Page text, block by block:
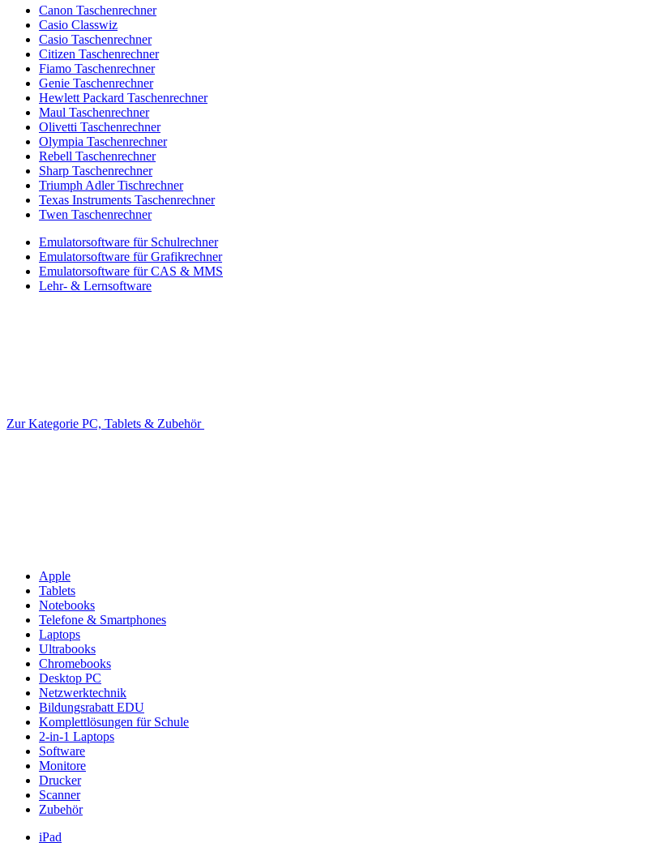
Canon Taschenrechner
Casio Classwiz
Casio Taschenrechner
Citizen Taschenrechner
Fiamo Taschenrechner
Genie Taschenrechner
Hewlett Packard Taschenrechner
Maul Taschenrechner
Olivetti Taschenrechner
Olympia Taschenrechner
Rebell Taschenrechner
Sharp Taschenrechner
Triumph Adler Tischrechner
Texas Instruments Taschenrechner
Twen Taschenrechner
Emulatorsoftware für Schulrechner
Emulatorsoftware für Grafikrechner
Emulatorsoftware für CAS & MMS
Lehr- & Lernsoftware
Zur Kategorie PC, Tablets & Zubehör
Apple
Tablets
Notebooks
Telefone & Smartphones
Laptops
Ultrabooks
Chromebooks
Desktop PC
Netzwerktechnik
Bildungsrabatt EDU
Komplettlösungen für Schule
2-in-1 Laptops
Software
Monitore
Drucker
Scanner
Zubehör
iPad